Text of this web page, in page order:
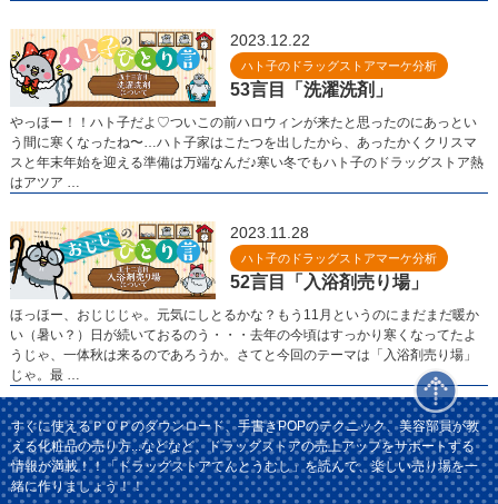
2023.12.22
ハト子のドラッグストアマーケ分析
53言目「洗濯洗剤」
やっほー！！ハト子だよ♡ついこの前ハロウィンが来たと思ったのにあっとい
う間に寒くなったね〜…ハト子家はこたつを出したから、あったかくクリスマ
スと年末年始を迎える準備は万端なんだ♪寒い冬でもハト子のドラッグストア熱
はアツア …
2023.11.28
ハト子のドラッグストアマーケ分析
52言目「入浴剤売り場」
ほっほー、おじじじゃ。元気にしとるかな？もう11月というのにまだまだ暖か
い（暑い？）日が続いておるのう・・・去年の今頃はすっかり寒くなってたよ
うじゃ、一体秋は来るのであろうか。さてと今回のテーマは「入浴剤売り場」
じゃ。最 …
すぐに使えるＰＯＰのダウンロード、手書きPOPのテクニック、美容部員が教
える化粧品の売り方...などなど、ドラッグストアの売上アップをサポートする
情報が満載！！「ドラッグストアてんとうむし」を読んで、楽しい売り場を一
緒に作りましょう！！